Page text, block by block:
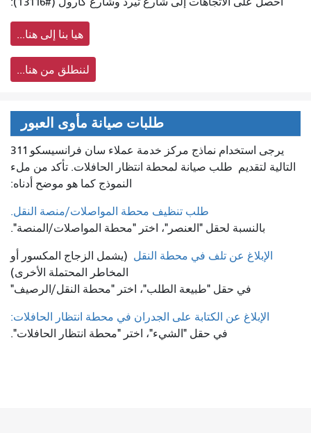
هيا بنا إلى هنا...
لننطلق من هنا...
طلبات صيانة مأوى العبور
يرجى استخدام نماذج مركز خدمة عملاء سان فرانسيسكو 311
التالية لتقديم طلب صيانة لمحطة انتظار الحافلات. تأكد من ملء
النموذج كما هو موضح أدناه:
طلب تنظيف محطة المواصلات/منصة النقل.
بالنسبة لحقل "العنصر"، اختر "محطة المواصلات/المنصة".
الإبلاغ عن تلف في محطة النقل (يشمل الزجاج المكسور أو
المخاطر المحتملة الأخرى)
في حقل "طبيعة الطلب"، اختر "محطة النقل/الرصيف"
الإبلاغ عن الكتابة على الجدران في محطة انتظار الحافلات:
في حقل "الشيء"، اختر "محطة انتظار الحافلات".